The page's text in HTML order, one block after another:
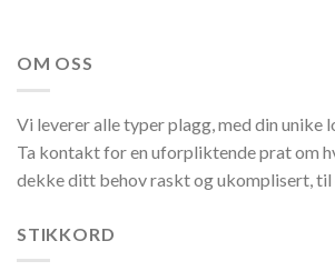
OM OSS
Vi leverer alle typer plagg, med din unike
Ta kontakt for en uforpliktende prat om
dekke ditt behov raskt og ukomplisert, til
STIKKORD